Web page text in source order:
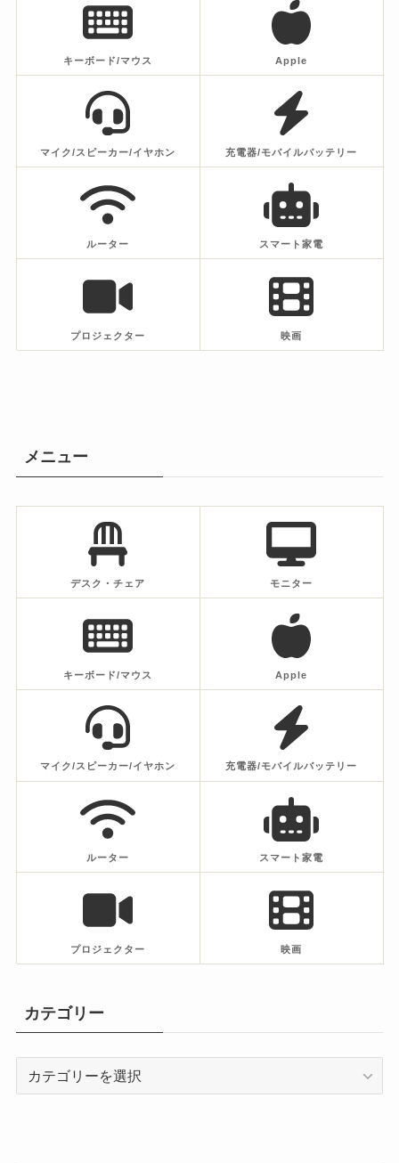
キーボード/マウス Apple
マイク/スピーカー/イヤホン 充電器/モバイルバッテリー
ルーター スマート家電
プロジェクター 映画
メニュー
デスク・チェア モニター
キーボード/マウス Apple
マイク/スピーカー/イヤホン 充電器/モバイルバッテリー
ルーター スマート家電
プロジェクター 映画
カテゴリー